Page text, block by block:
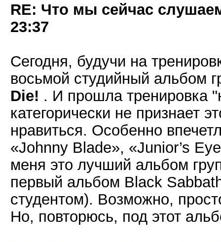
RE: Что мы сейчас
23:37
Сегодня, будучи на
восьмой студийный альбом
Die! . И прошла тренировка
категорически не признает
нравиться. Особенно
«Johnny Blade», «Junior’s
меня это лучший альбом
первый альбом Black
студентом). Возможно,
Но, повторюсь, под этот